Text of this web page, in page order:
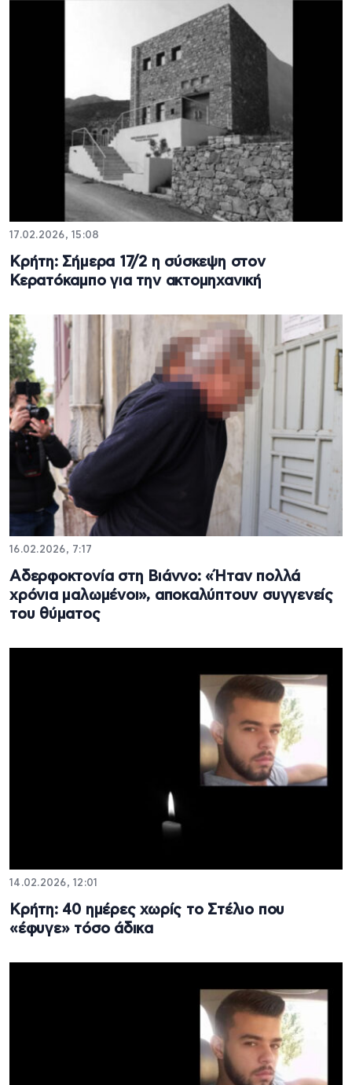
17.02.2026, 15:08
Κρήτη: Σήμερα 17/2 η σύσκεψη στον
Κερατόκαμπο για την ακτομηχανική
16.02.2026, 7:17
Αδερφοκτονία στη Βιάννο: «Ήταν πολλά
χρόνια μαλωμένοι», αποκαλύπτουν συγγενείς
του θύματος
14.02.2026, 12:01
Κρήτη: 40 ημέρες χωρίς το Στέλιο που
«έφυγε» τόσο άδικα